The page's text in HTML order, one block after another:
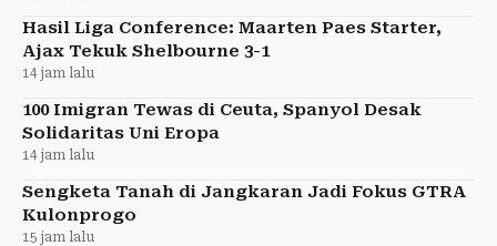
Hasil Liga Conference: Maarten Paes Starter,
Ajax Tekuk Shelbourne 3-1
14 jam lalu
100 Imigran Tewas di Ceuta, Spanyol Desak
Solidaritas Uni Eropa
14 jam lalu
Sengketa Tanah di Jangkaran Jadi Fokus GTRA
Kulonprogo
15 jam lalu